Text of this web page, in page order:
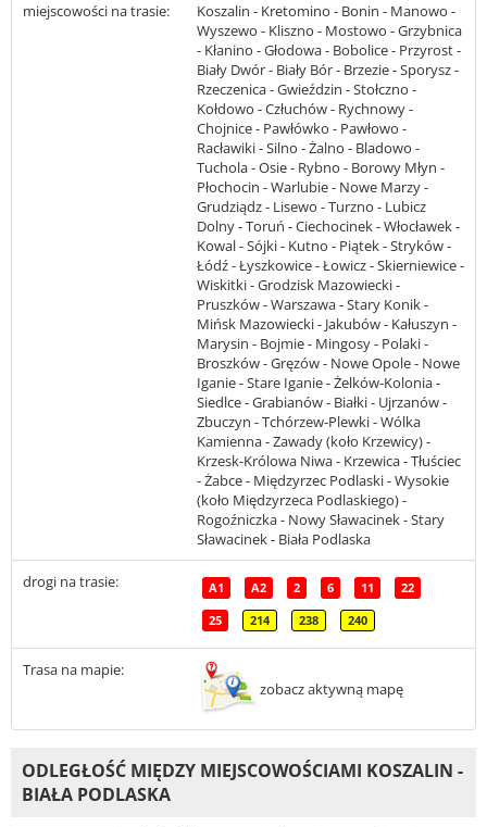
miejscowości na trasie:
Koszalin - Kretomino - Bonin - Manowo -
Wyszewo - Kliszno - Mostowo - Grzybnica
- Kłanino - Głodowa - Bobolice - Przyrost -
Biały Dwór - Biały Bór - Brzezie - Sporysz -
Rzeczenica - Gwieździn - Stołczno -
Kołdowo - Człuchów - Rychnowy -
Chojnice - Pawłówko - Pawłowo -
Racławiki - Silno - Żalno - Bladowo -
Tuchola - Osie - Rybno - Borowy Młyn -
Płochocin - Warlubie - Nowe Marzy -
Grudziądz - Lisewo - Turzno - Lubicz
Dolny - Toruń - Ciechocinek - Włocławek -
Kowal - Sójki - Kutno - Piątek - Stryków -
Łódź - Łyszkowice - Łowicz - Skierniewice -
Wiskitki - Grodzisk Mazowiecki -
Pruszków - Warszawa - Stary Konik -
Mińsk Mazowiecki - Jakubów - Kałuszyn -
Marysin - Bojmie - Mingosy - Polaki -
Broszków - Gręzów - Nowe Opole - Nowe
Iganie - Stare Iganie - Żelków-Kolonia -
Siedlce - Grabianów - Białki - Ujrzanów -
Zbuczyn - Tchórzew-Plewki - Wólka
Kamienna - Zawady (koło Krzewicy) -
Krzesk-Królowa Niwa - Krzewica - Tłuściec
- Żabce - Międzyrzec Podlaski - Wysokie
(koło Międzyrzeca Podlaskiego) -
Rogoźniczka - Nowy Sławacinek - Stary
Sławacinek - Biała Podlaska
drogi na trasie: A1 A2 2 6 11 22
25 214 238 240
Trasa na mapie:
zobacz aktywną mapę
ODLEGŁOŚĆ MIĘDZY MIEJSCOWOŚCIAMI KOSZALIN -
BIAŁA PODLASKA